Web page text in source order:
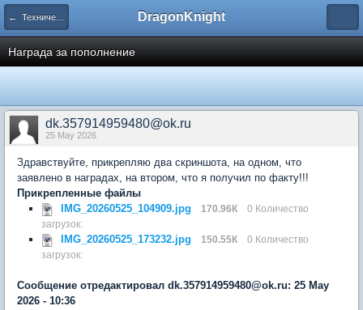
← Техническая помощь DragonKnight
Награда за пополнение
dk.357914959480@ok.ru
25 May 2026
Здравствуйте, прикрепляю два скриншота, на одном, что
заявлено в наградах, на втором, что я получил по факту!!!
Прикрепленные файлы
IMG_20260525_104909.jpg
170.96К
0 Количество
загрузок:
IMG_20260525_173232.jpg 150.55К
0 Количество
загрузок:
Сообщение отредактировал dk.357914959480@ok.ru: 25 May
2026 - 10:36